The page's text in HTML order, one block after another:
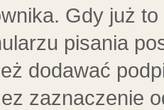
Gdy już
pisania
dodawać
zaznaczenie